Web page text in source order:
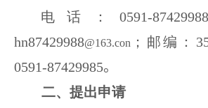
电话： 0591-87429988
hn87429988@163.con ；邮编：
0591-87429985。
二、提出申请